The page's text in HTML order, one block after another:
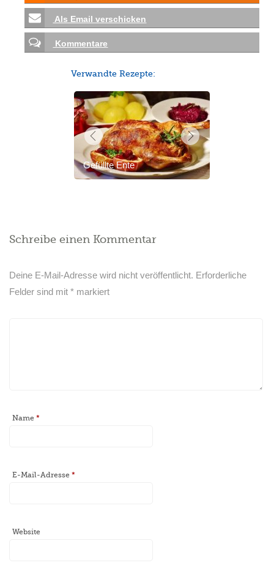
Als Email verschicken
Kommentare
Verwandte Rezepte:
Gefüllte Ente
Schreibe einen Kommentar
Deine E-Mail-Adresse wird nicht veröffentlicht. Erforderliche
Felder sind mit* markiert
Name*
E-Mail-Adresse*
Website